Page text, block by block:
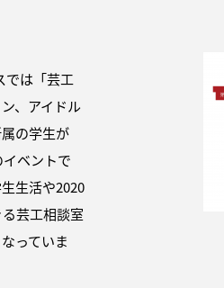
では「芸工
、アイドル
の学生が
ベントで
生活や2020
芸工相談室
っていま